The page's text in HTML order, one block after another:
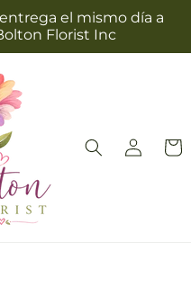
el mismo día a
Florist Inc
Iniciar
sesión